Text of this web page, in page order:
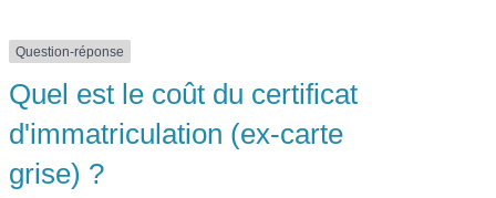
Question-réponse
Quel est le coût du certificat
d'immatriculation (ex-carte
grise) ?